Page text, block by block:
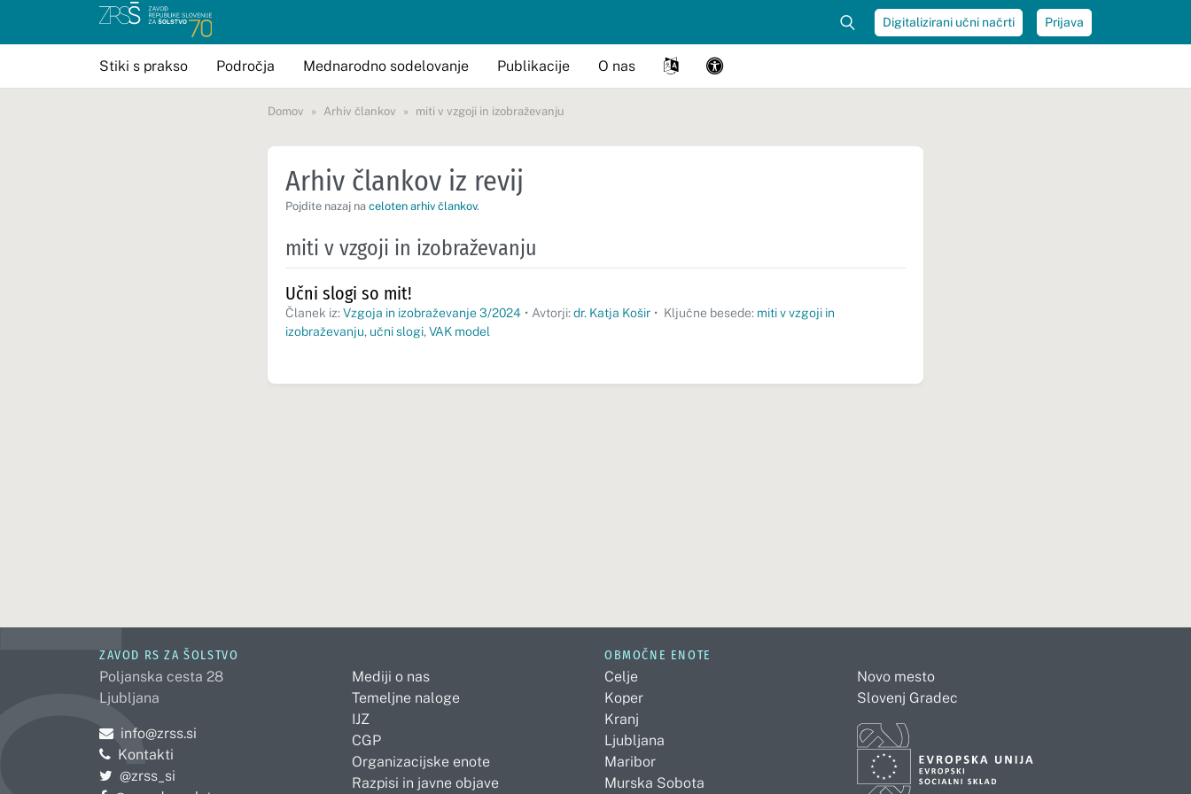
Digitalizirani učni načrti Prijava
Stiki s prakso Področja Mednarodno sodelovanje Publikacije O nas
Domov Arhiv člankov miti v vzgoji in izobraževanju
Arhiv člankov iz revij
Pojdite nazaj na celoten arhiv člankov.
miti v vzgoji in izobraževanju
Učni slogi so mit!
Članek iz: Vzgoja in izobraževanje 3/2024 • Avtorji: dr. Katja Košir • Ključne besede: miti v vzgoji in
izobraževanju, učni slogi, VAK model
ZAVOD RS ZA ŠOLSTVO
Poljanska cesta 28
Ljubljana
Pošljite e-mail na
info@zrss.si
Kontakti
Pojdite na Twitter:
@zrss_si
Mediji o nas
Temeljne naloge
IJZ
CGP
Organizacijske enote
Razpisi in javne objave
OBMOČNE ENOTE
Celje
Koper
Kranj
Ljubljana
Maribor
Murska Sobota
Novo mesto
Slovenj Gradec